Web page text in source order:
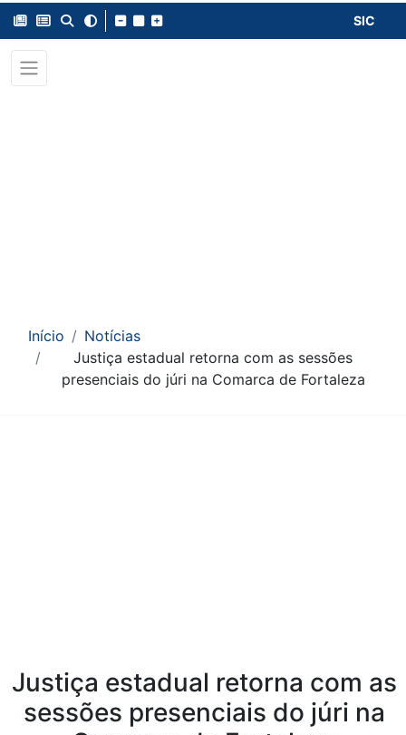
SIC
Início
Notícias
Justiça estadual retorna com as sessões
presenciais do júri na Comarca de Fortaleza
Justiça estadual retorna com as
sessões presenciais do júri na